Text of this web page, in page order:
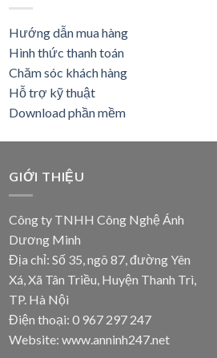
Hướng dẫn mua hàng
Hình thức thanh toán
Chăm sóc khách hàng
Hỗ trợ kỹ thuật
Download phần mềm
GIỚI THIỆU
Công ty TNHH Công Nghệ Ánh
Dương Minh
Địa chỉ: Số 35, ngõ 87, đường Yên
Xá, Xã Tân Triều, Huyện Thanh Trì,
TP. Hà Nội
Điện thoại: 0 967 297 247
Website: www.anninh247.net